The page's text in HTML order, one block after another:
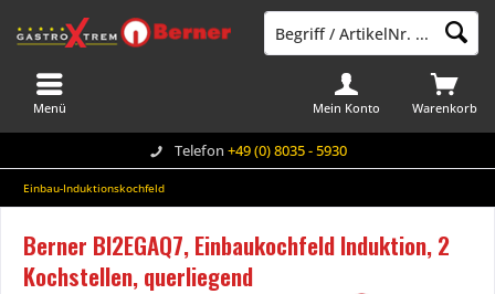
Telefon +49 (0) 8035 - 5930
Warenkorb
Mein Konto
Menü
Einbau-Induktionskochfeld
Berner BI2EGAQ7, Einbaukochfeld Induktion, 2
Kochstellen, querliegend